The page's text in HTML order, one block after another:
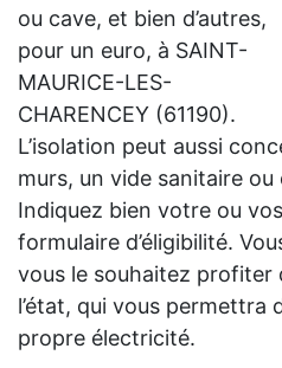
ou cave, et bien d’autres,
pour un euro, à SAINT-
MAURICE-LES-
CHARENCEY (61190).
L’isolation peut aussi
murs, un vide sanitaire
Indiquez bien votre ou
formulaire d’éligibilité.
vous le souhaitez profiter
l’état, qui vous permettra
propre électricité.